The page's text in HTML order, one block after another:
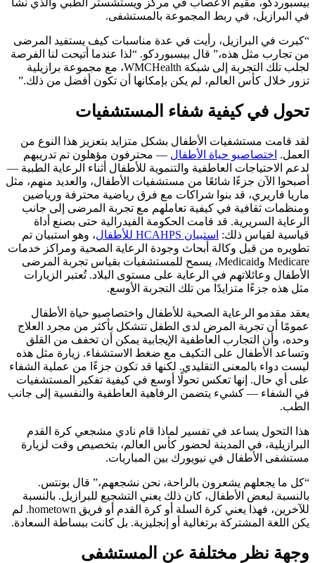
في البرازيل، في ربط المجموعة بالمستشفى.
“كبرت في البرازيل، رأيت في عدة مناسبات كيف يستفيد المرضى
من تجارب مثل هذه،” قال بيسبوردكو. “لذا عندما أتيحت لنا الفرصة
لجلب تلك التجربة إلى شبكة WMCHealth، مع مجموعة برازيلية
تزور خلال كأس العالم، لم يكن بإمكانها أن تكون أفضل من ذلك.”
تحول في كيفية شفاء المستشفيات
لقد قامت مستشفيات الأطفال بشكل متزايد بتعزيز هذا النوع من
العمل. اختصاصيو حياة الأطفال — محترفون مؤهلون تم تدريبهم
لدعم الاحتياجات العاطفية والتنموية للأطفال أثناء الرعاية الطبية —
أصبحوا الآن جزءًا شائعًا من مستشفيات الأطفال، والعديد منهم، مثل
ماريا فاريري، قد بنوا شراكات مع فرق رياضية محترفة ورياضين
ومنظمات ثقافية في كيفية تعاملهم مع تجربة المرضى إلى جانب
الرعاية السريرية. قد قامت الحكومة الفيدرالية حتى بصنع أداة
قياسية لقياس ذلك: استبيان HCAHPS للأطفال
، وهو استبيان تم
تطويره من قبل وكالة أبحاث وجودة الرعاية الصحية ومراكز خدمات
Medicare وMedicaid، يسمح للمستشفيات بقياس تجربة المرضى
الأطفال وعائلاتهم في الرعاية على مستوى البلاد. تُعتبر الزيارات
مثل هذه جزءًا متزايدًا من تلك التجربة الأوسع.
يعقد مقدمو الرعاية الصحية للأطفال واختصاصيو حياة الأطفال
عمومًا أن تجربة المرض لدى الطفل تتشكل بأكثر من مجرد العلاج
وحده، وأن التجارب العاطفية الإيجابية يمكن أن تخفف من القلق
وتساعد الأطفال على التكيف مع ضغط الاستشفاء. زيارة مثل هذه
ليست دواء بالمعنى التقليدي. لكنها قد تكون جزءًا من عملية الشفاء
على أي حال. إنها تعكس تحولًا أوسع في كيفية تفكير المستشفيات
في الشفاء — كشيء يتضمن الرفاهية العاطفية والنفسية إلى جانب
الطب.
هذا التحول يساعد في تفسير لماذا قام نادي مشجعي كرة القدم
البرازيلية، في المدينة لحضور كأس العالم، بتخصيص وقت لزيارة
مستشفى الأطفال في نيويورك بين المباريات.
“كل ما يجعلهم يشعرون بالراحة، نحن نشجعهم،” قال بونتس.
بالنسبة لبعض الأطفال، كان ذلك يعني التشجيع للبرازيل. بالنسبة
للآخرين، فهذا يعني كرة السلة أو كرة القدم أو فريق hometown. لم
يكن اللغة المشتركة برتغالية أو إنجليزية. بل كانت ببساطة السعادة.
وجهة نظر مختلفة عن المستشفى